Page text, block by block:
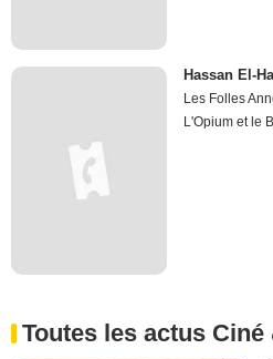
Hassan El-
Les Folles
L'Opium et le
Toutes les actus Ciné